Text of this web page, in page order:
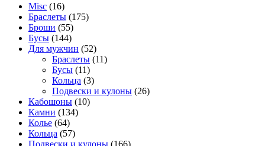
Misc (16)
Браслеты (175)
Броши (55)
Бусы (144)
Для мужчин (52)
Браслеты (11)
Бусы (11)
Кольца (3)
Подвески и кулоны (26)
Кабошоны (10)
Камни (134)
Колье (64)
Кольца (57)
Подвески и кулоны (166)